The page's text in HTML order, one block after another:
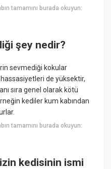
tamamını burada okuyun:
şey nedir?
sevmediği kokular
hassasiyetleri de yüksektir,
sıra genel olarak kötü
kediler kum kabından
tamamını burada okuyun:
kedisinin ismi